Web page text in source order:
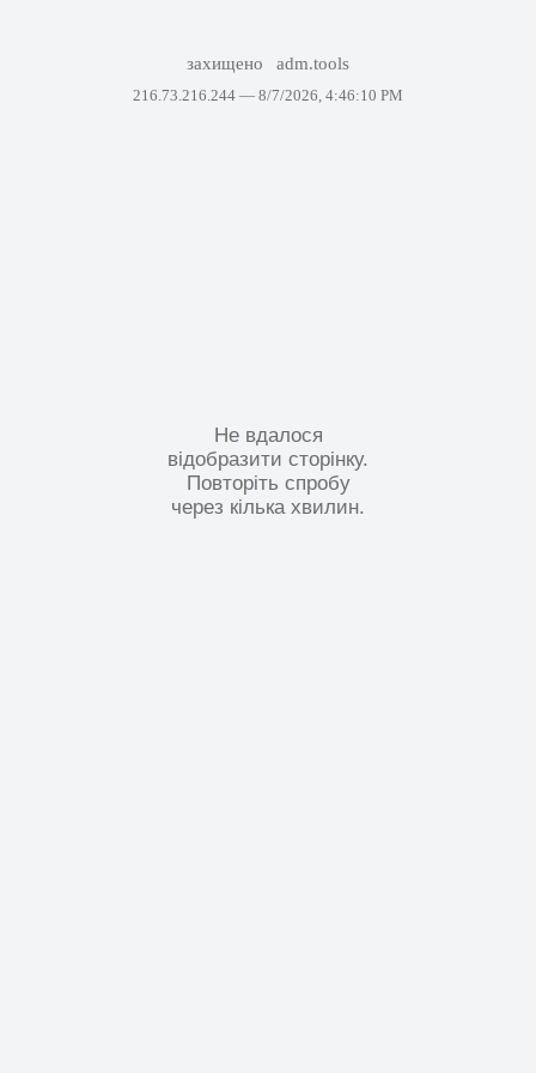
захищено adm.tools
216.73.216.244 — 8/7/2026, 4:46:10 PM
Не вдалося
відобразити сторінку.
Повторіть спробу
через кілька хвилин.